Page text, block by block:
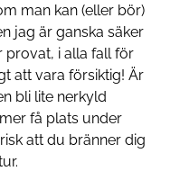
man kan (eller bör)
jag är ganska säker
provat, i alla fall för
att vara försiktig! Är
bli lite nerkyld
få plats under
att du bränner dig